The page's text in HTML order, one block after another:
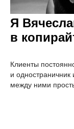
Я
в
Клиенты
и одностраничник
между ними